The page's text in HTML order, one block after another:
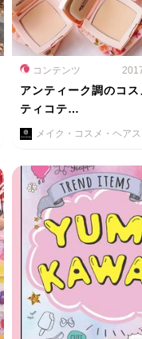
コンテンツ
アンティーク調のコ
ティコテ…
メイク・コスメ・ヘア